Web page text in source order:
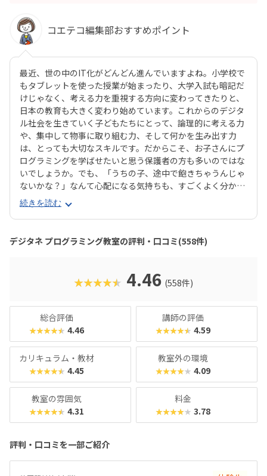
コエテコ編集部おすすめポイント
最近、世の中のIT化がどんどん進んでいますよね。小学校で
もタブレットを使った授業が始まったり、大学入試も暗記だ
けじゃなく、考える力を重視する方向に変わってきたりと、
日本の教育も大きく変わり始めています。これからのデジタ
ル社会を生きていく子どもたちにとって、論理的に考える力
や、集中して物事に取り組む力、そして何かを生み出す力
は、とっても大切なスキルです。だからこそ、お子さんにプ
ログラミングを学ばせたいと思う保護者の方も多いのではな
いでしょうか。でも、「うちの子、途中で飽きちゃうんじゃ
ないかな？」なんて心配になる気持ちも、すごくよく分かり
ます。そんな方にぜひおすすめしたいのが、デジタネプログ
ラミング教室なんです。デジタネには、子どもたちが夢中に
なって取り組める工夫がたくさんあります。特にお子様たち
に大人気のマインクラフトやロブロックスなどを活用するこ
とで、ゲーム感覚で楽しみながら、自然とプログラミング的
学びを通して、子どもたちは未来を生き抜くための土台をし
っかりと築くことができます。ここでは、デジタネプログラ
やすくご紹介していきますね。
続きを読む
デジタネ プログラミング教室の評判・口コミ(558件)
★★★★★ 4.46 (558件)
総合評価
★★★★★ 4.46
講師の評価
★★★★★ 4.59
カリキュラム・教材
★★★★★ 4.45
教室外の環境
★★★★★ 4.09
教室の雰囲気
★★★★★ 4.31
料金
★★★★★ 3.78
評判・口コミを一部ご紹介